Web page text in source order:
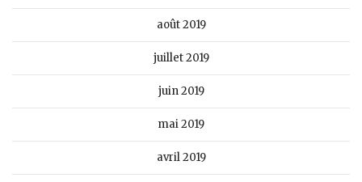
août 2019
juillet 2019
juin 2019
mai 2019
avril 2019